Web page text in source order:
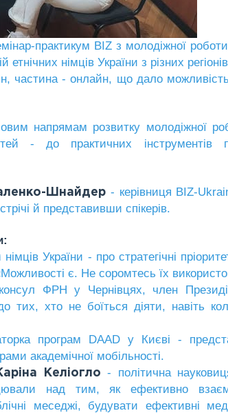
практикум BIZ з молодіжної
німців України з різних регіонів
частина - онлайн, що дало
напрямам розвитку молодіжної
- до практичних інструментів
Шнайдер - керівниця BIZ-
й представивши спікерів.
України - про стратегічні
є. Не соромтесь їх
ФРН у Чернівцях, член
тих, хто не боїться діяти, навіть
програм DAAD у Києві -
академічної мобільності.
Келіогло
- політична
над тим, як ефективно
меседжі, будувати ефективні